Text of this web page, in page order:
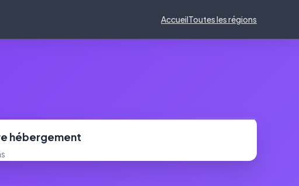
AccueilToutes les régions
hébergement